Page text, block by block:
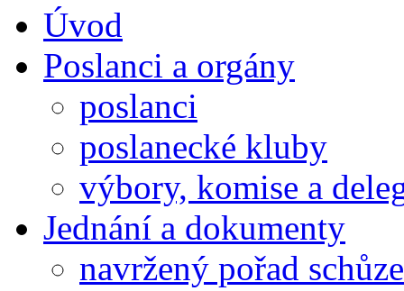
Úvod
Poslanci a orgány
poslanci
poslanecké kluby
výbory, komise a
Jednání a dokumenty
navržený pořad schůze